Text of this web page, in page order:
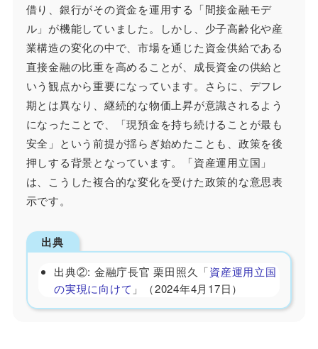
借り、銀行がその資金を運用する「間接金融モデ
ル」が機能していました。しかし、少子高齢化や産
業構造の変化の中で、市場を通じた資金供給である
直接金融の比重を高めることが、成長資金の供給と
いう観点から重要になっています。さらに、デフレ
期とは異なり、継続的な物価上昇が意識されるよう
になったことで、「現預金を持ち続けることが最も
安全」という前提が揺らぎ始めたことも、政策を後
押しする背景となっています。「資産運用立国」
は、こうした複合的な変化を受けた政策的な意思表
示です。
出典
出典②: 金融庁長官 栗田照久「資産運用立国
の実現に向けて 」（2024年4月17日）